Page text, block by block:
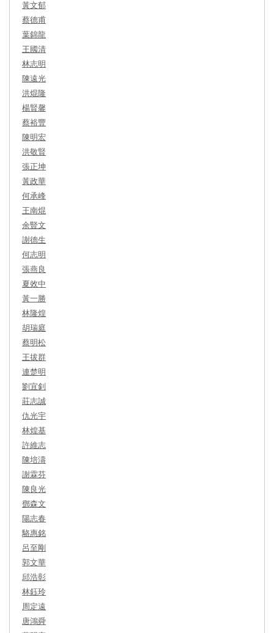
黃文郁
蔡德甫
葉錦龍
王國清
林志明
陳遠光
洪焜隆
楊賢馨
蔡裕豐
陳明宏
洪敬賢
張正坤
黃政華
何承峰
王南焜
余豎文
謝德生
何志明
張燕良
夏效中
黃一勝
林隆煌
胡瑞庭
蔡明松
王拔群
連楚明
劉宜釗
莊志誠
仇光宇
林煌基
許維志
陳培濤
謝霖芬
陳良光
鄧森文
陽志春
駱惠銘
呂至剛
郭文華
邱浩彰
林鈺玲
周定遠
唐鴻舜